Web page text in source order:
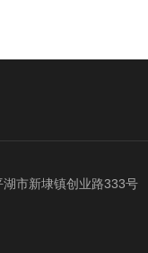
市新埭镇创业路333号